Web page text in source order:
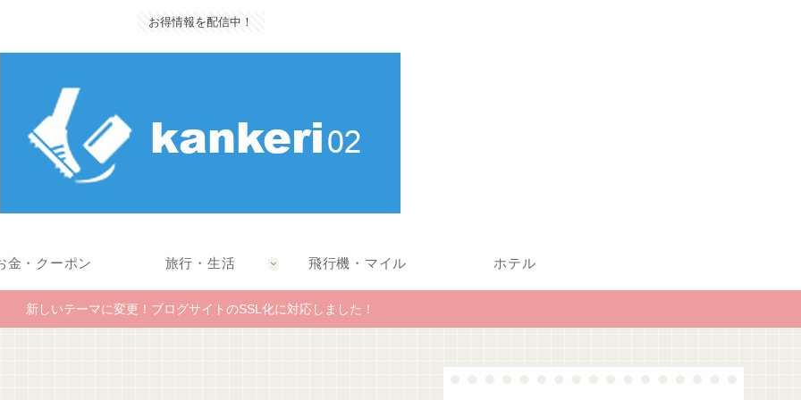
お得情報を配信中！
金・クーポン 旅行・生活 飛行機・マイル ホテル
新しいテーマに変更！ブログサイトのSSL化に対応しました！